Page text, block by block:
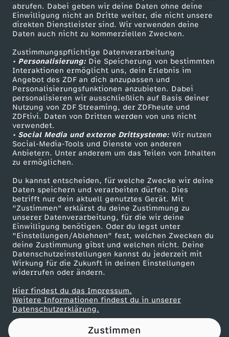
abrufen. Dabei geben wir deine Daten ohne deine
Einwilligung nicht an Dritte weiter, die nicht unsere
direkten Dienstleister sind. Wir verwenden deine
Daten auch nicht zu kommerziellen Zwecken.
Zustimmungspflichtige Datenverarbeitung
• Personalisierung:Die Speicherung von bestimmten
Interaktionen ermöglicht uns, dein Erlebnis im
Angebot des ZDF an dich anzupassen und
Personalisierungsfunktionen anzubieten. Dabei
personalisieren wir ausschließlich auf Basis deiner
Nutzung von ZDF Streaming, der ZDFheute und
ZDFtivi. Daten von Dritten werden von uns nicht
verwendet.
• Social Media und externe Drittsysteme:Wir nutzen
Social-Media-Tools und Dienste von anderen
Anbietern. Unter anderem um das Teilen von Inhalten
zu ermöglichen.
Du kannst entscheiden, für welche Zwecke wir deine
Daten speichern und verarbeiten dürfen. Dies
betrifft nur dein aktuell genutztes Gerät. Mit
"Zustimmen" erklärst du deine Zustimmung zu
unserer Datenverarbeitung, für die wir deine
Einwilligung benötigen. Oder du legst unter
"Einstellungen/Ablehnen" fest, welchen Zwecken du
deine Zustimmung gibst und welchen nicht. Deine
Datenschutzeinstellungen kannst du jederzeit mit
Wirkung für die Zukunft in deinen Einstellungen
widerrufen oder ändern.
Hier findest du das Impressum.
Weitere Informationen findest du in unserer
Datenschutzerklärung.
Zustimmen
t
t
T
h
e
r
a
p
i
e
:
G
e
ZDF-Apps
Smart TV
ZDFtext
Livestreams
Sendungen A-Z
TV-Programm
ZDFmitreden
Kontakt zum ZDF
Tickets
Zuschauerservice
Hilfe
ZDF Unternehmen
Karriere
ZDF goes Schule
Werbefernsehen
Mainzelmännchen
Partner